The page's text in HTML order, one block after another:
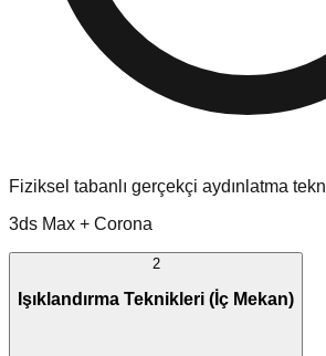
Fiziksel tabanlı gerçekçi aydınlatma
3ds Max + Corona
2
Işıklandırma Teknikleri (İç Mekan)